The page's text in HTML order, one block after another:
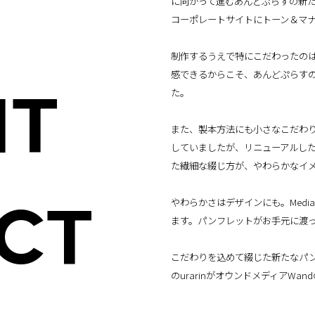
コーポレートサイトにトーン＆マ
制作するうえで特にこだわったの
感できるからこそ、あんどぷらす
た。
また、製本方法にも小さなこだわ
していましたが、リニューアルし
た繊細な綴じ方が、やわらかなイ
やわらかさはデザインにも。
ます。パンフレットがお手元に渡
こだわりを込めて綴じた新たなパ
のurarinがオウンドメディア